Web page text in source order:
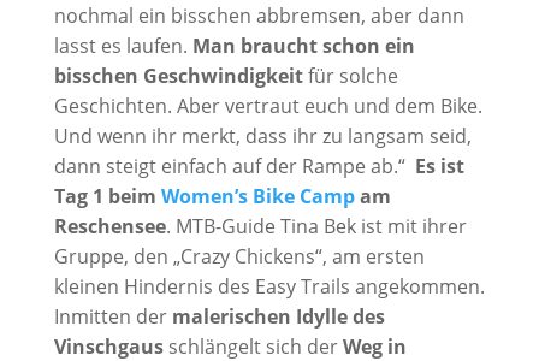
nochmal ein bisschen abbremsen, aber dann
lasst es laufen. Man braucht schon ein
bisschen Geschwindigkeitfür solche
Geschichten. Aber vertraut euch und dem Bike.
Und wenn ihr merkt, dass ihr zu langsam seid,
dann steigt einfach auf der Rampe ab.“ Es ist
Tag 1 beim Women’s Bike Campam
Reschensee. MTB-Guide Tina Bek ist mit ihrer
Gruppe, den „Crazy Chickens“, am ersten
kleinen Hindernis des Easy Trails angekommen.
Inmitten der malerischen Idylle des
Vinschgausschlängelt sich derWeg in